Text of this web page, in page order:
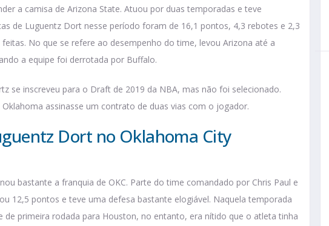
a camisa de Arizona State. Atuou por duas temporadas e teve
de Luguentz Dort nesse período foram de 16,1 pontos, 4,3 rebotes e 2,3
No que se refere ao desempenho do time, levou Arizona até a
a equipe foi derrotada por Buffalo.
se inscreveu para o Draft de 2019 da NBA, mas não foi selecionado.
assinasse um contrato de duas vias com o jogador.
Dort no Oklahoma City
bastante a franquia de OKC. Parte do time comandado por Chris Paul e
12,5 pontos e teve uma defesa bastante elogiável. Naquela temporada
de primeira rodada para Houston, no entanto, era nítido que o atleta tinha